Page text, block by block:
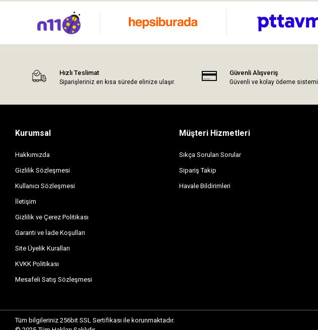
Hızlı Teslimat
Siparişleriniz en kısa sürede elinize ulaşır.
Güvenli Alışveriş
Güvenli ve kolay ödeme sistemi
Kurumsal
Hakkımızda
Gizlilik Sözleşmesi
Kullanıcı Sözleşmesi
İletişim
Gizlilik ve Çerez Politikası
Garanti ve İade Koşulları
Site Üyelik Kuralları
KVKK Politikası
Mesafeli Satış Sözleşmesi
Müşteri Hizmetleri
Sıkça Sorulan Sorular
Sipariş Takip
Havale Bildirimleri
Tüm bilgileriniz 256bit SSL Sertifikası ile korunmaktadır.